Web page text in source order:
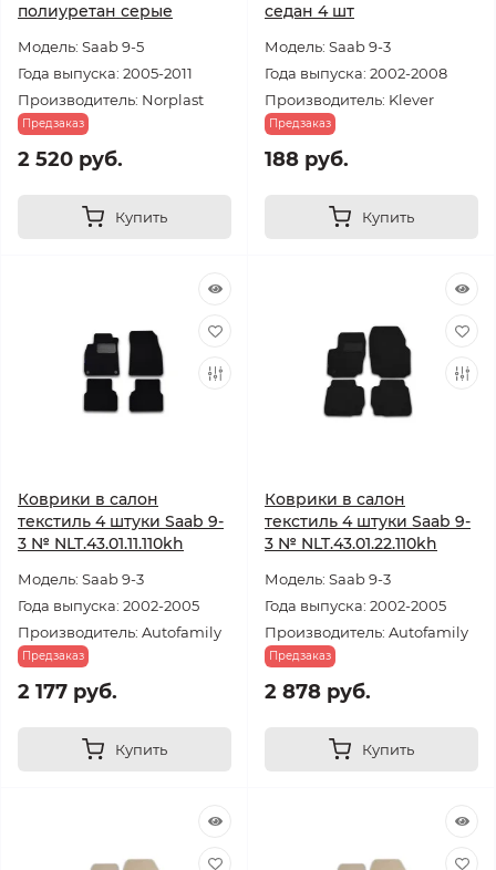
полиуретан серые
Модель: Saab 9-5
Года выпуска: 2005-2011
Производитель: Norplast
Предзаказ
2 520 руб.
Купить
седан 4 шт
Модель: Saab 9-3
Года выпуска: 2002-2008
Производитель: Klever
Предзаказ
188 руб.
Купить
Коврики в салон
текстиль 4 штуки Saab 9-
3 № NLT.43.01.11.110kh
Модель: Saab 9-3
Года выпуска: 2002-2005
Производитель: Autofamily
Предзаказ
2 177 руб.
Купить
Коврики в салон
текстиль 4 штуки Saab 9-
3 № NLT.43.01.22.110kh
Модель: Saab 9-3
Года выпуска: 2002-2005
Производитель: Autofamily
Предзаказ
2 878 руб.
Купить